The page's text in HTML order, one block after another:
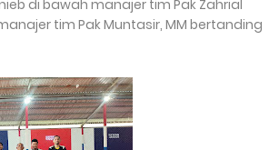
di bawah manajer tim Pak Zahrial
tim Pak Muntasir, MM bertanding